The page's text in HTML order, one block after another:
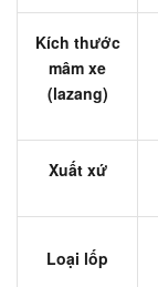
Kích thước
mâm xe
(lazang)
Xuất xứ
Loại lốp